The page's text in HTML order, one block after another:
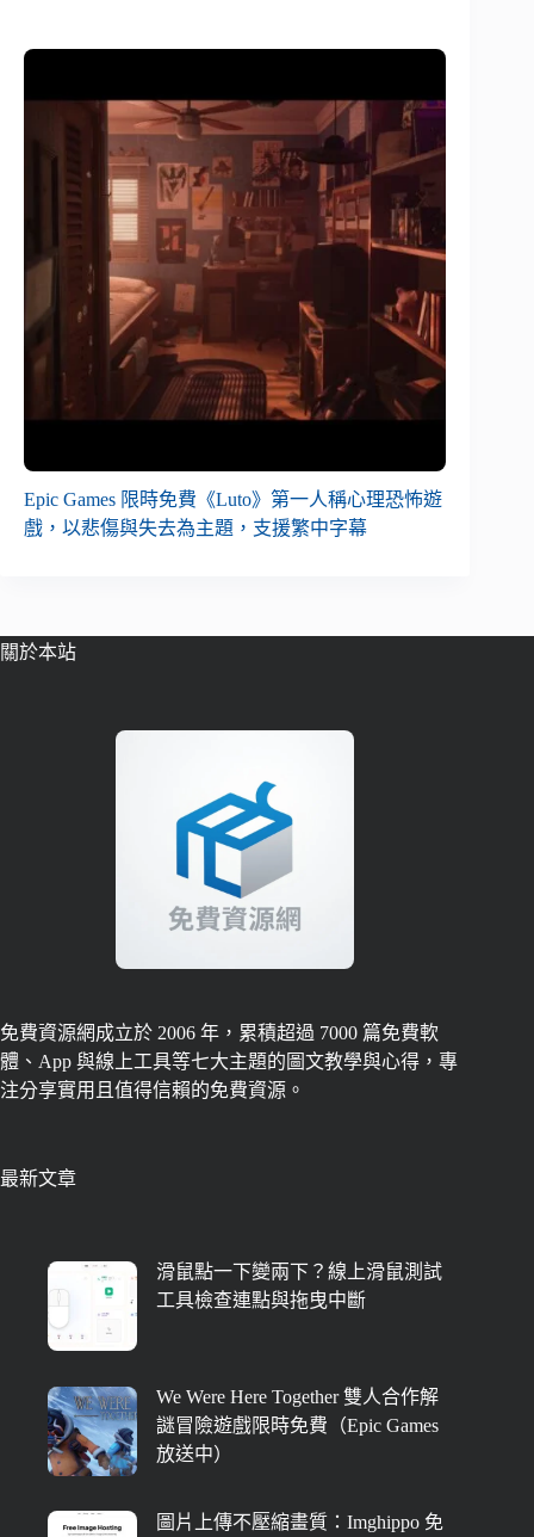
Epic Games 限時免費《Luto》第一人稱心理恐怖遊
戲，以悲傷與失去為主題，支援繁中字幕
關於本站
免費資源網成立於 2006 年，累積超過 7000 篇免費軟
體、App 與線上工具等七大主題的圖文教學與心得，專
注分享實用且值得信賴的免費資源。
最新文章
滑鼠點一下變兩下？線上滑鼠測試
工具檢查連點與拖曳中斷
We Were Here Together 雙人合作解
謎冒險遊戲限時免費（Epic Games
放送中）
圖片上傳不壓縮畫質：Imghippo 免